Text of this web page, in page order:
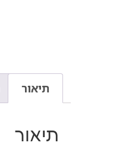
תיאור
תיאור